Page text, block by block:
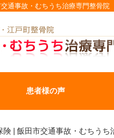
通事故・むちうち治療専門整骨院
患者様の声
険 | 飯田市交通事故・むちうち